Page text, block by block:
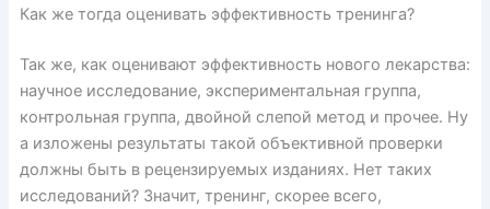
Как же тогда оценивать эффективность тренинга?
Так же, как оценивают эффективность нового лекарства:
научное исследование, экспериментальная группа,
контрольная группа, двойной слепой метод и прочее. Ну
а изложены результаты такой объективной проверки
должны быть в рецензируемых изданиях. Нет таких
исследований? Значит, тренинг, скорее всего,